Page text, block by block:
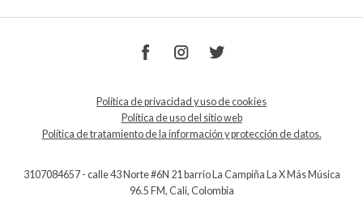
Política de privacidad y uso de cookies
Política de uso del sitio web
Política de tratamiento de la información y protección de datos.
3107084657 - calle 43 Norte #6N 21 barrio La Campiña La X Más Música
96.5 FM, Cali, Colombia